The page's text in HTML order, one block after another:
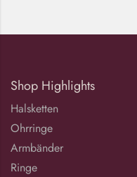
Shop Highlights
Halsketten
Ohrringe
Armbänder
Ringe